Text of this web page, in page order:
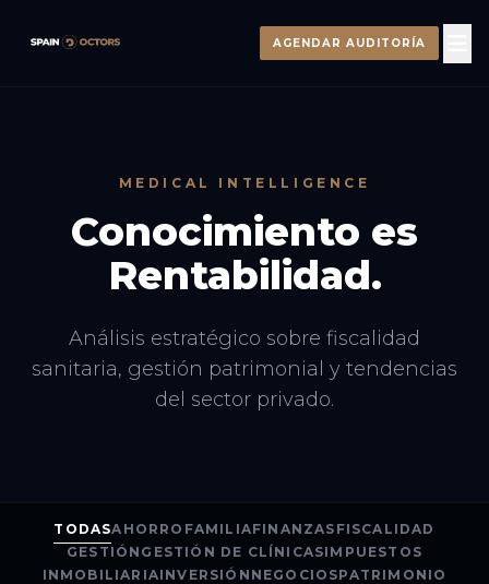
AGENDAR AUDITORÍA
MEDICAL INTELLIGENCE
Conocimiento es
Rentabilidad.
Análisis estratégico sobre fiscalidad
sanitaria, gestión patrimonial y tendencias
del sector privado.
TODASAHORRO FAMILIAFINANZAS FISCALIDAD
GESTIÓN GESTIÓN DE CLÍNICASIMPUESTOS
INMOBILIARIAINVERSIÓN NEGOCIOSPATRIMONIO